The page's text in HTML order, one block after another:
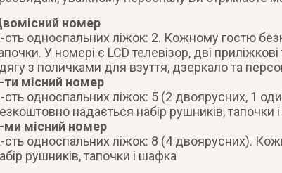
номер
сть односпальних ліжок: 2. Кожному гостю
У номері є LCD телевізор, дві
з поличками для взуття, дзеркало та
ти місний номер
сть односпальних ліжок: 5 (2 двоярусних, 1
надається набір рушників, тапочки
ми місний номер
сть односпальних ліжок: 8 (4 двоярусних).
рушників, тапочки і шафка